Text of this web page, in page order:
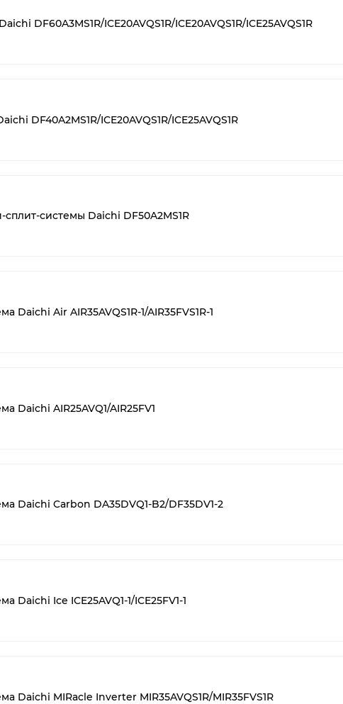
DF60A3MS1R/ICE20AVQS1R/ICE20AVQS1R/ICE25AVQS1R
DF40A2MS1R/ICE20AVQS1R/ICE25AVQS1R
системы Daichi DF50A2MS1R
Daichi Air AIR35AVQS1R-1/AIR35FVS1R-1
Daichi AIR25AVQ1/AIR25FV1
Daichi Carbon DA35DVQ1-B2/DF35DV1-2
Daichi Ice ICE25AVQ1-1/ICE25FV1-1
Daichi MIRacle Inverter MIR35AVQS1R/MIR35FVS1R